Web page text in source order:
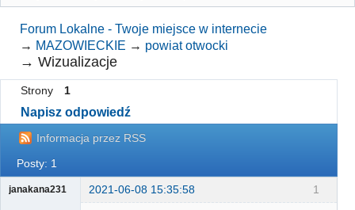
Rejestracja
Forum Lokalne - Twoje miejsce w internecie
→ MAZOWIECKIE → powiat otwocki
→Wizualizacje
Strony 1
Napisz odpowiedź
Informacja przez RSS
Posty: 1
1
janakana231 2021-06-08 15:35:58